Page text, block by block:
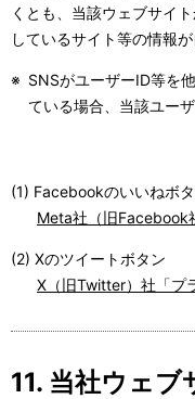
くとも、当該ウェブサイ
しているサイト等の情報
※ SNSがユーザーID等を
ている場合、当該ユー
(1) Facebookのいいねボ
Meta社（旧Facebook
(2) Xのツイートボタン
X（旧Twitter）社「プ
11. 当社ウェ